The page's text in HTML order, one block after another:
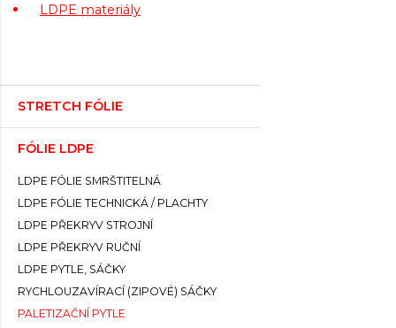
LDPE materiály
STRETCH FÓLIE
FÓLIE LDPE
LDPE FÓLIE SMRŠTITELNÁ
LDPE FÓLIE TECHNICKÁ / PLACHTY
LDPE PŘEKRYV STROJNÍ
LDPE PŘEKRYV RUČNÍ
LDPE PYTLE, SÁČKY
RYCHLOUZAVÍRACÍ (ZIPOVÉ) SÁČKY
PALETIZAČNÍ PYTLE